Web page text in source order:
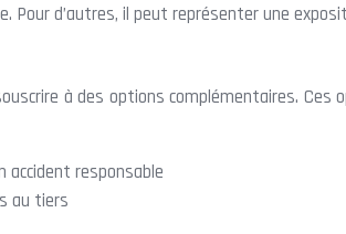
Pour d’autres, il peut représenter une
à des options complémentaires.
accident responsable
au tiers